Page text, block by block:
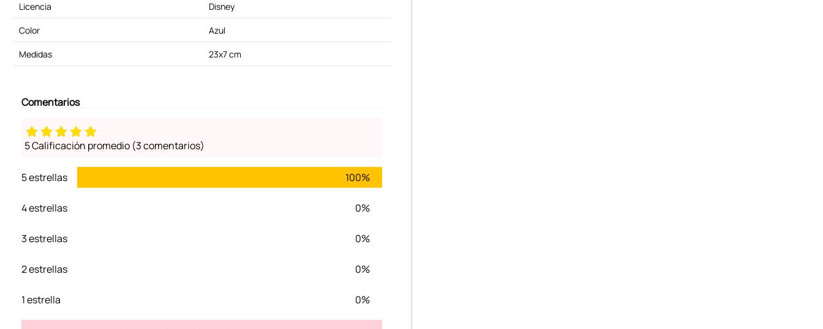
Licencia Disney
Color Azul
Medidas 23x7 cm
Comentarios
5 Calificación promedio (3 comentarios)
5 estrellas 100%
4 estrellas 0%
3 estrellas 0%
2 estrellas 0%
1 estrella 0%